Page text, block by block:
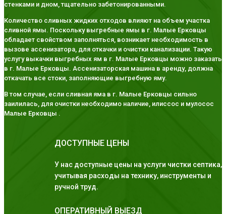
стенками и дном, тщательно забетонированными.
Количество сливных жидких отходов влияют на объем участка
сливной ямы. Поскольку выгребные ямы в г. Малые Ерковцы
обладает свойством заполняться, возникает необходимость в
вызове ассенизатора, для откачки и очистки канализации. Такую
услугу выкачки выгребных ям в г. Малые Ерковцы можно заказать
в г. Малые Ерковцы. Ассенизаторская машина в аренду, должна
откачать все стоки, заполняющие выгребную яму.
В том случае, если сливная яма в г. Малые Ерковцы сильно
заилилась, для очистки необходимо наличие, илиссос и мулосос
Малые Ерковцы .
ДОСТУПНЫЕ ЦЕНЫ
У нас доступные цены на услуги чистки септика,
учитывая расходы на технику, инструменты и
ручной труд.
ОПЕРАТИВНЫЙ ВЫЕЗД